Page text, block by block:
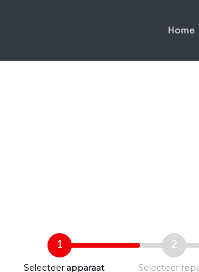
Home
1
Selecteerapparaat
2
Selecteer